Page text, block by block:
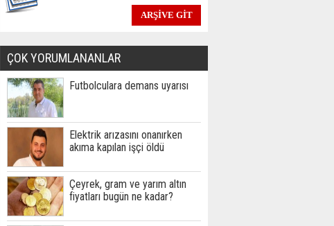
ÇOK YORUMLANANLAR
Futbolculara demans uyarısı
Elektrik arızasını onanırken
akıma kapılan işçi öldü
Çeyrek, gram ve yarım altın
fiyatları bugün ne kadar?